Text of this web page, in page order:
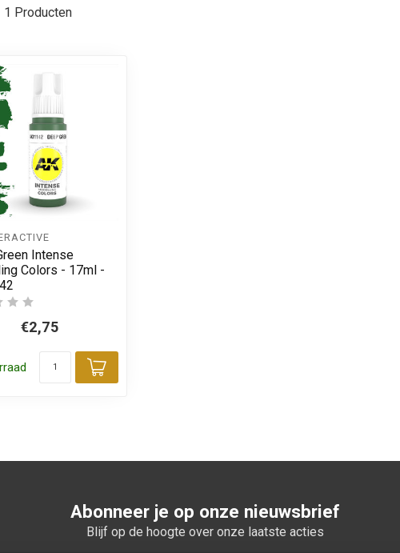
1 Producten
Intense
Colors - 17ml -
€2,75
Toevoegen aan winkelwagen
Abonneer je op onze nieuwsbrief
Blijf op de hoogte over onze laatste acties